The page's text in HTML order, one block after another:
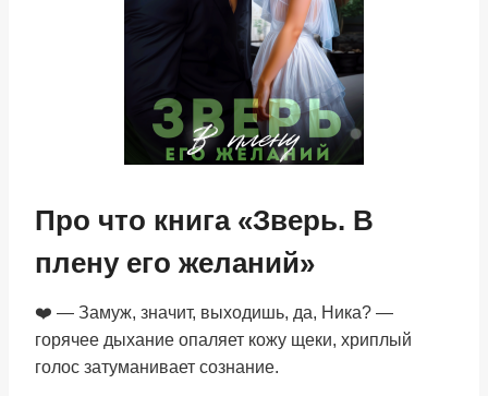
Про что книга «Зверь. В
плену его желаний»
❤️ — Замуж, значит, выходишь, да, Ника? —
горячее дыхание опаляет кожу щеки, хриплый
голос затуманивает сознание.